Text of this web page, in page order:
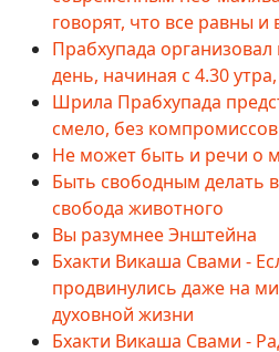
говорят, что все равны и
Прабхупада
день, начиная с 4.30
Шрила Прабхупада
смело, без компромиссов
Не может быть и речи о
Быть свободным делать
свобода животного
Вы разумнее Энштейна
Бхакти Викаша Свами -
продвинулись даже на
духовной жизни
Бхакти Викаша Свами -